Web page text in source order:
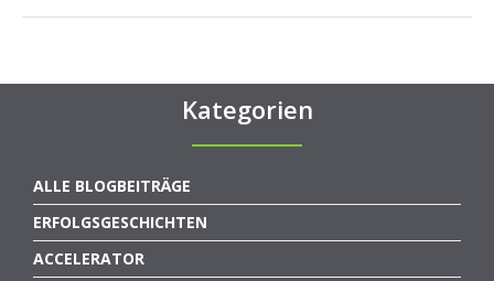
Kategorien
ALLE BLOGBEITRÄGE
ERFOLGSGESCHICHTEN
ACCELERATOR